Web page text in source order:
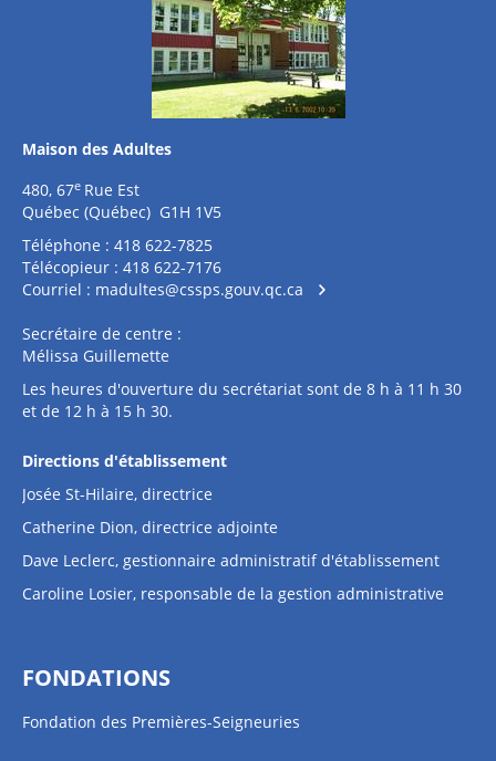
Maison des Adultes
480, 67e Rue Est
Québec (Québec) G1H 1V5
Téléphone : 418 622-7825
Télécopieur : 418 622-7176
Courriel : madultes@cssps.gouv.qc.ca
Secrétaire de centre :
Mélissa Guillemette
Les heures d'ouverture du secrétariat sont de 8 h à 11 h 30
et de 12 h à 15 h 30.
Directions d'établissement
Josée St-Hilaire, directrice
Catherine Dion, directrice adjointe
Dave Leclerc, gestionnaire administratif d'établissement
Caroline Losier, responsable de la gestion administrative
FONDATIONS
Fondation des Premières-Seigneuries